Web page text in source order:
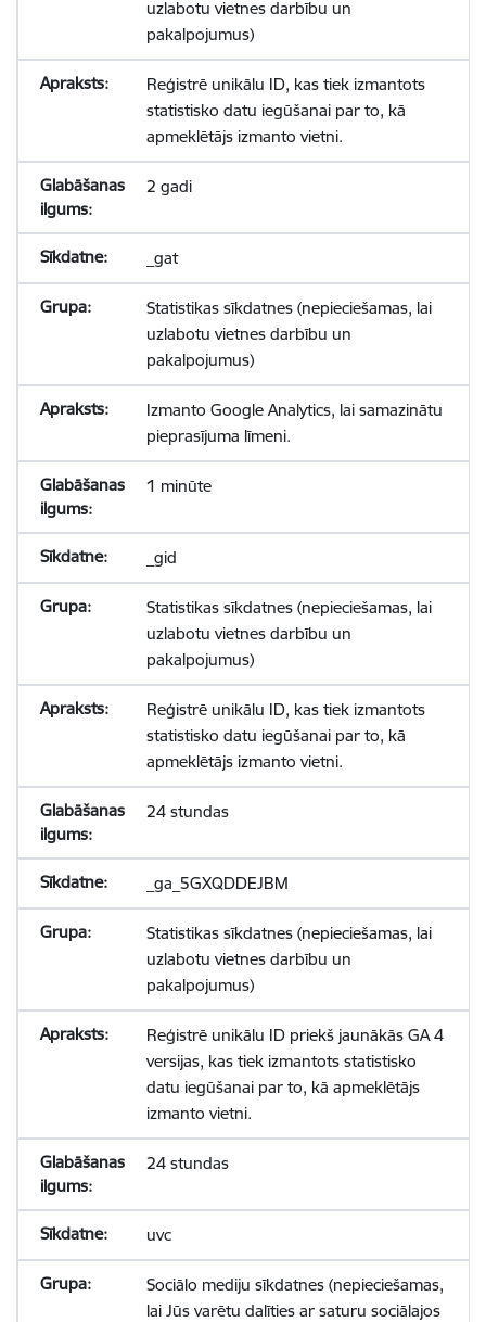
uzlabotu vietnes darbību un
pakalpojumus)
Reģistrē unikālu ID, kas tiek izmantots
statistisko datu iegūšanai par to, kā
apmeklētājs izmanto vietni.
2 gadi
_gat
Statistikas sīkdatnes (nepieciešamas, lai
uzlabotu vietnes darbību un
pakalpojumus)
Izmanto Google Analytics, lai samazinātu
pieprasījuma līmeni.
1 minūte
_gid
Statistikas sīkdatnes (nepieciešamas, lai
uzlabotu vietnes darbību un
pakalpojumus)
Reģistrē unikālu ID, kas tiek izmantots
statistisko datu iegūšanai par to, kā
apmeklētājs izmanto vietni.
24 stundas
_ga_5GXQDDEJBM
Statistikas sīkdatnes (nepieciešamas, lai
uzlabotu vietnes darbību un
pakalpojumus)
Reģistrē unikālu ID priekš jaunākās GA 4
versijas, kas tiek izmantots statistisko
datu iegūšanai par to, kā apmeklētājs
izmanto vietni.
24 stundas
uvc
Sociālo mediju sīkdatnes (nepieciešamas,
lai Jūs varētu dalīties ar saturu sociālajos